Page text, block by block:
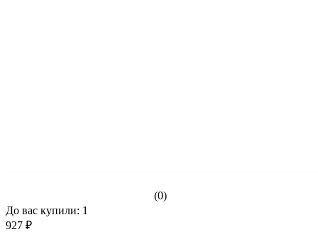
(0)
До вас купили: 1
927 ₽